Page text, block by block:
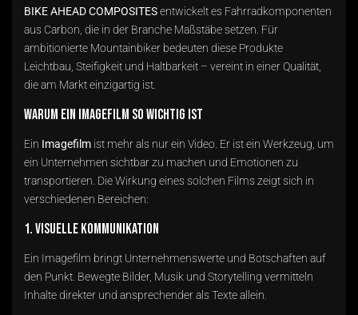
BIKE AHEAD COMPOSITESentwickelt es Fahrradkomponenten
aus Carbon, die in der Branche Maßstäbe setzen. Für
ambitionierte Mountainbiker bedeuten diese Produkte
Leichtbau, Steifigkeit und Haltbarkeit – vereint in einer Qualität,
die am Markt einzigartig ist.
Warum ein Imagefilm so wichtig ist
Ein Imagefilm ist mehr als nur ein Video. Er ist ein Werkzeug, um
ein Unternehmen sichtbar zu machen und Emotionen zu
transportieren. Die Wirkung eines solchen Films zeigt sich in
verschiedenen Bereichen:
1. Visuelle Kommunikation
Ein Imagefilm bringt Unternehmenswerte und Botschaften auf
den Punkt. Bewegte Bilder, Musik und Storytelling vermitteln
Inhalte direkter und ansprechender als Texte allein.